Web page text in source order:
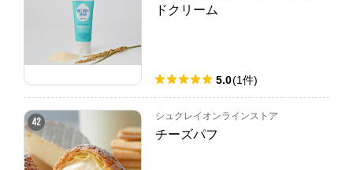
ドクリーム
5.0(1件)
42 シュクレイオンラインストア
チーズパフ